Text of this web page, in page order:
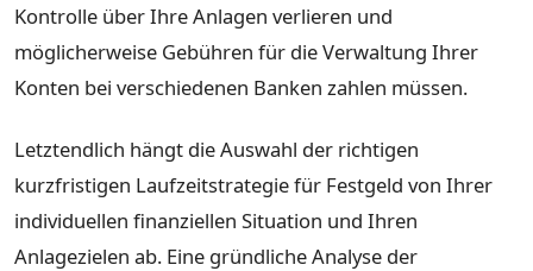
Kontrolle über Ihre Anlagen verlieren und
möglicherweise Gebühren für die Verwaltung Ihrer
Konten bei verschiedenen Banken zahlen müssen.
Letztendlich hängt die Auswahl der richtigen
kurzfristigen Laufzeitstrategie für Festgeld von Ihrer
individuellen finanziellen Situation und Ihren
Anlagezielen ab. Eine gründliche Analyse der